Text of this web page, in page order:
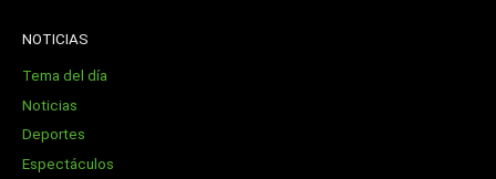
NOTICIAS
Tema del día
Noticias
Deportes
Espectáculos